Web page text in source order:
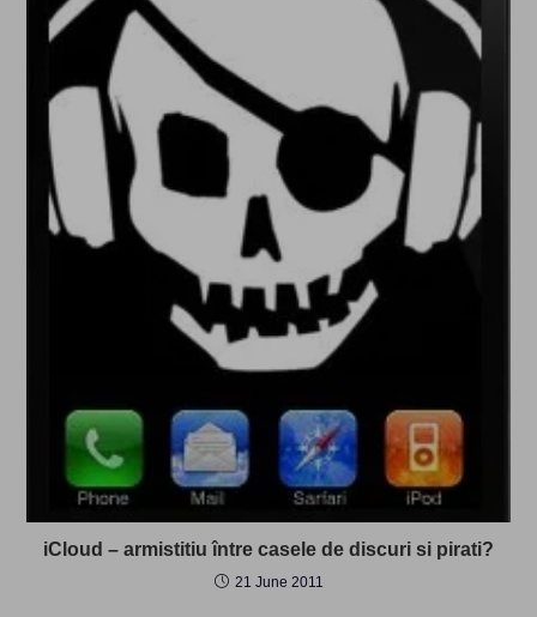
iCloud – armistitiu între casele de discuri si pirati?
21 June 2011